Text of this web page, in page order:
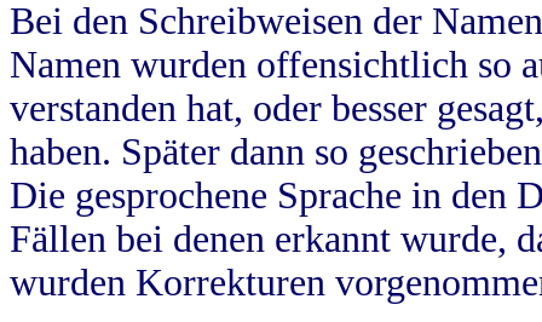
Bei den Schreibweisen der
Namen wurden offensichtlich so
verstanden hat, oder besser
haben. Später dann so
Die gesprochene Sprache in
Fällen bei denen erkannt wurde,
wurden Korrekturen